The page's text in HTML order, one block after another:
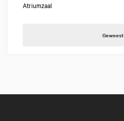
Atriumzaal
Geweest